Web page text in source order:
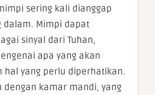
sering kali dianggap
dalam. Mimpi dapat
sinyal dari Tuhan,
apa yang akan
yang perlu diperhatikan.
dengan kamar mandi, yang